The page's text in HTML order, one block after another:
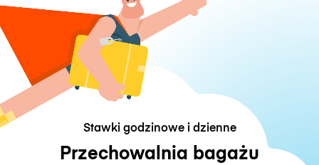
Stawki godzinowe i dzienne
Przechowalnia bagażu